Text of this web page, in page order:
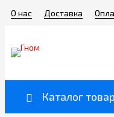
О нас Доставка
Каталог